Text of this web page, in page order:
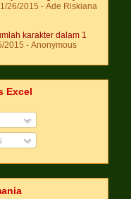
26/2015 - Ade Riskiana
karakter dalam 1
2015 - Anonymous
Excel